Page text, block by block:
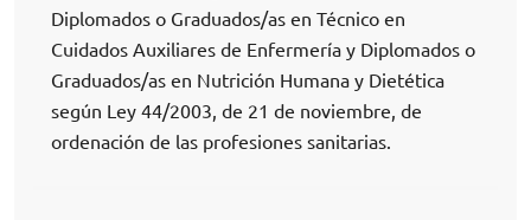
Diplomados o Graduados/as en Técnico en
Cuidados Auxiliares de Enfermería y Diplomados o
Graduados/as en Nutrición Humana y Dietética
según Ley 44/2003, de 21 de noviembre, de
ordenación de las profesiones sanitarias.